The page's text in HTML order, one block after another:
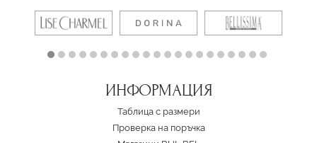
ИНФОРМАЦИЯ
Таблица с размери
Проверка на поръчка